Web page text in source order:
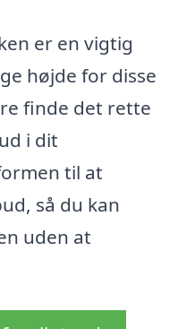
er en vigtig
højde for disse
finde det rette
i dit
til at
så du kan
uden at